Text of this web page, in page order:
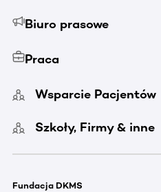
Biuro prasowe
Praca
Wsparcie Pacjentów
Szkoły, Firmy & inne
Fundacja DKMS